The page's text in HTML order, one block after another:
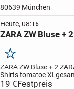
80639 München
Heute, 08:16
ZARA ZW Bluse +
Merken
ZARA ZW Bluse + 2
Shirts tomatoe XL
19 €Festpreis